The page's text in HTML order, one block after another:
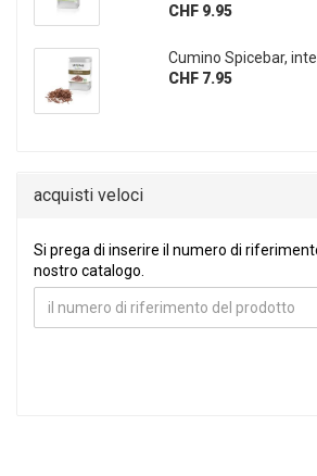
CHF 9.95
Cumino Spicebar,
CHF 7.95
acquisti veloci
SI PREGA DI INSERIRE IL NUMERO DI
Si prega di inserire il numero di
nostro catalogo.